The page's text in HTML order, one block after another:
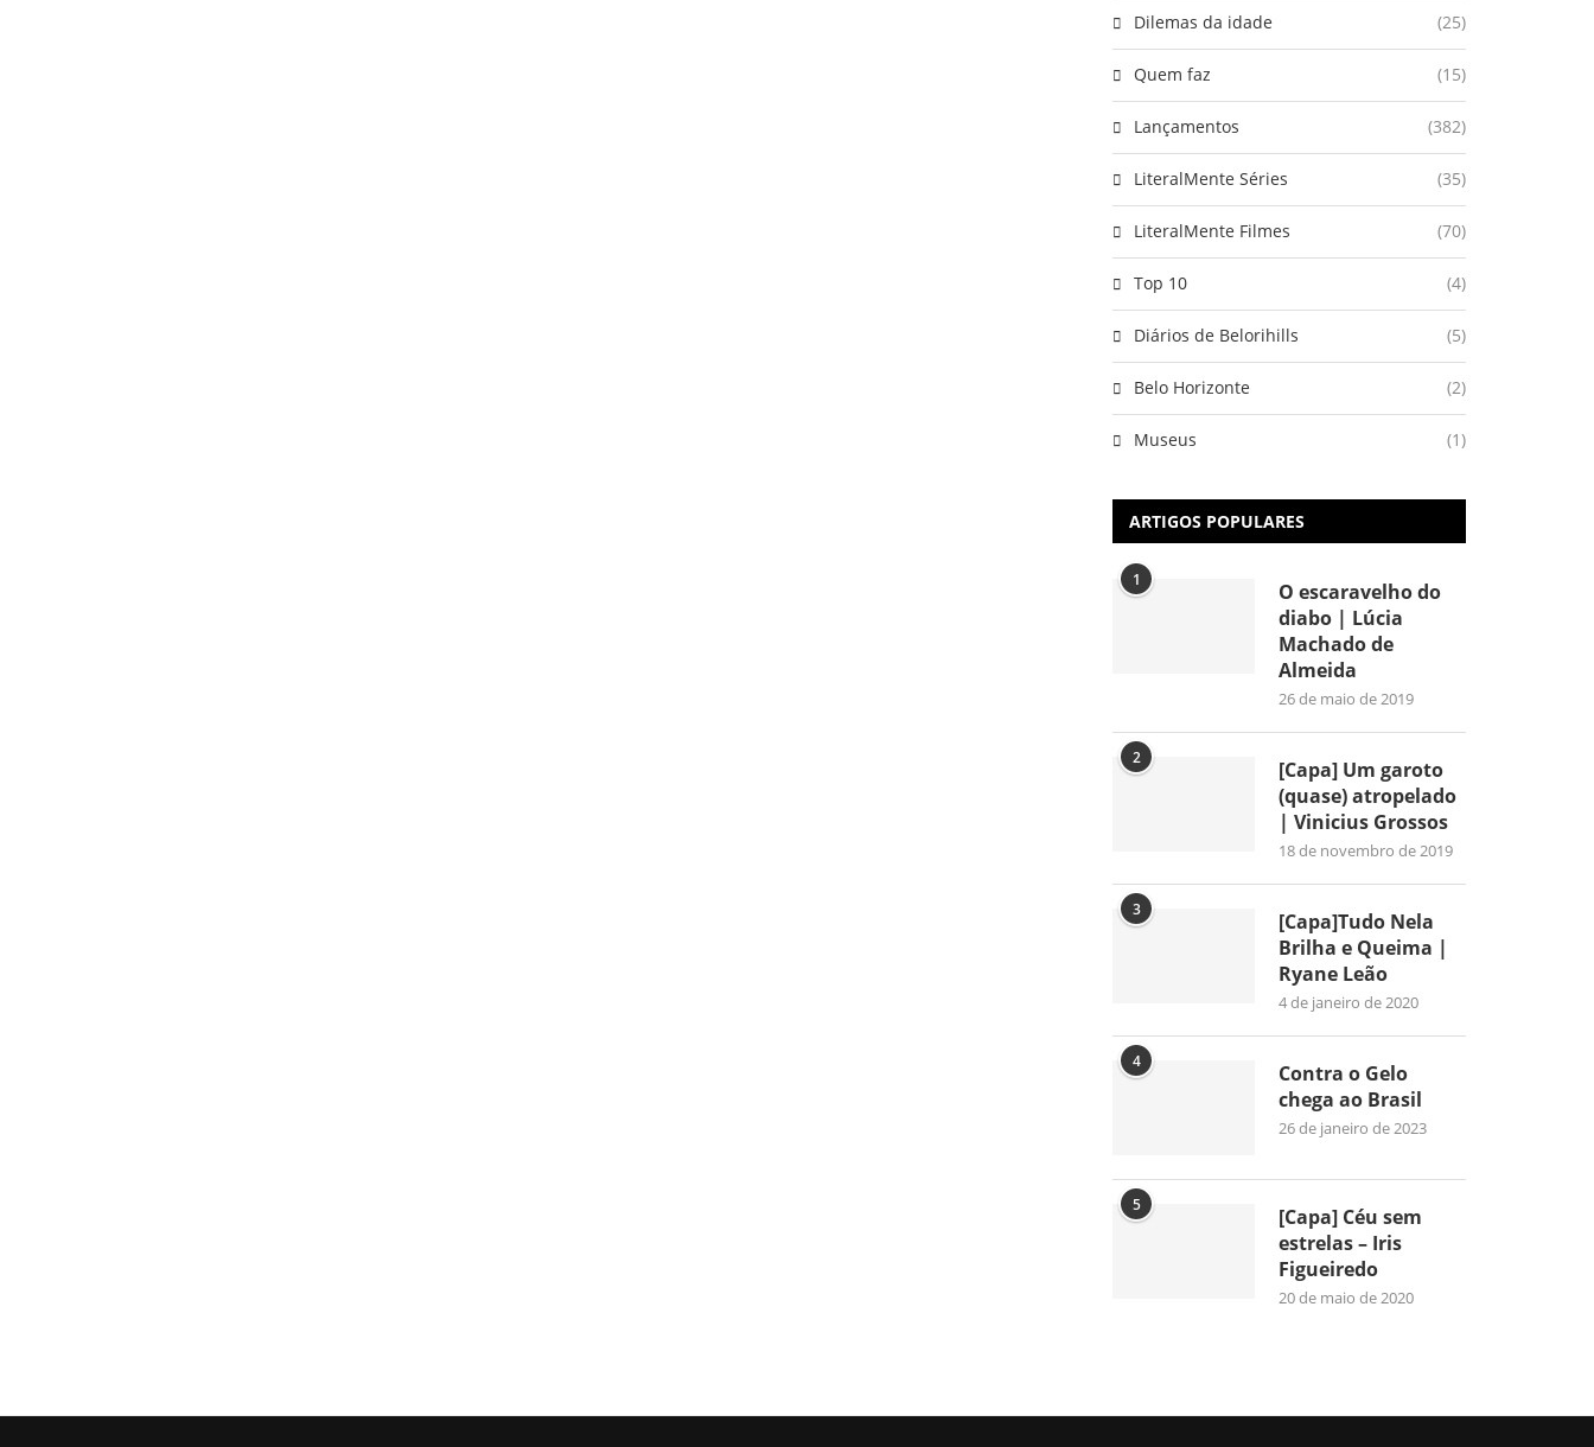
Dilemas da idade (25)
Quem faz (15)
Lançamentos (382)
LiteralMente Séries (35)
LiteralMente Filmes (70)
Top 10 (4)
Diários de Belorihills (5)
Belo Horizonte (2)
Museus (1)
ARTIGOS POPULARES
1
O escaravelho do
diabo | Lúcia
Machado de
Almeida
26 de maio de 2019
2
[Capa] Um garoto
(quase) atropelado
| Vinicius Grossos
18 de novembro de 2019
3
[Capa]Tudo Nela
Brilha e Queima |
Ryane Leão
4 de janeiro de 2020
4
Contra o Gelo
chega ao Brasil
26 de janeiro de 2023
5
[Capa] Céu sem
estrelas – Iris
Figueiredo
20 de maio de 2020